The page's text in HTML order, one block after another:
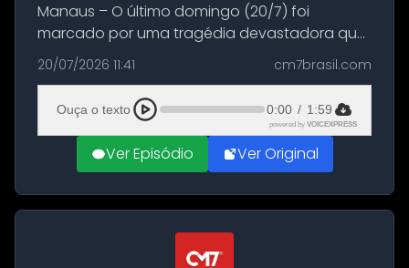
Manaus – O último domingo (20/7) foi
marcado por uma tragédia devastadora que
resultou na morte precoce de dois jovens na
BR-174, na zona rural de Manaus. Um passeio
com destino a um típico café regio...
20/07/2026 11:41 cm7brasil.com
Ouça o texto 0:00 / 1:59
powered by VOICEXPRESS
Ver Episódio Ver Original